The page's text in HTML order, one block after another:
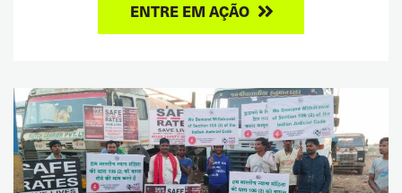
ENTRE EM AÇÃO